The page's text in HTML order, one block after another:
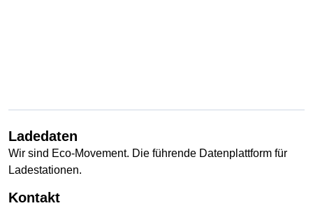
Kontakt
Ladedaten
Wir sind Eco-Movement. Die führende Datenplattform für
Ladestationen.